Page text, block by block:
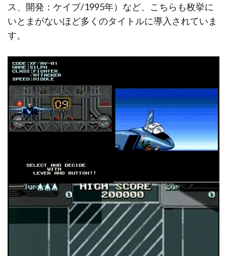
ス、開発：ケイブ/1995年）など、こちらも枚挙に
いとまがないほど多くのタイトルに導入されていま
す。